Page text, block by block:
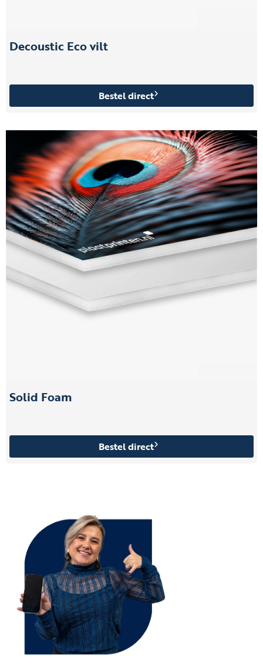
Decoustic Eco vilt
Bestel direct
Solid Foam
Bestel direct